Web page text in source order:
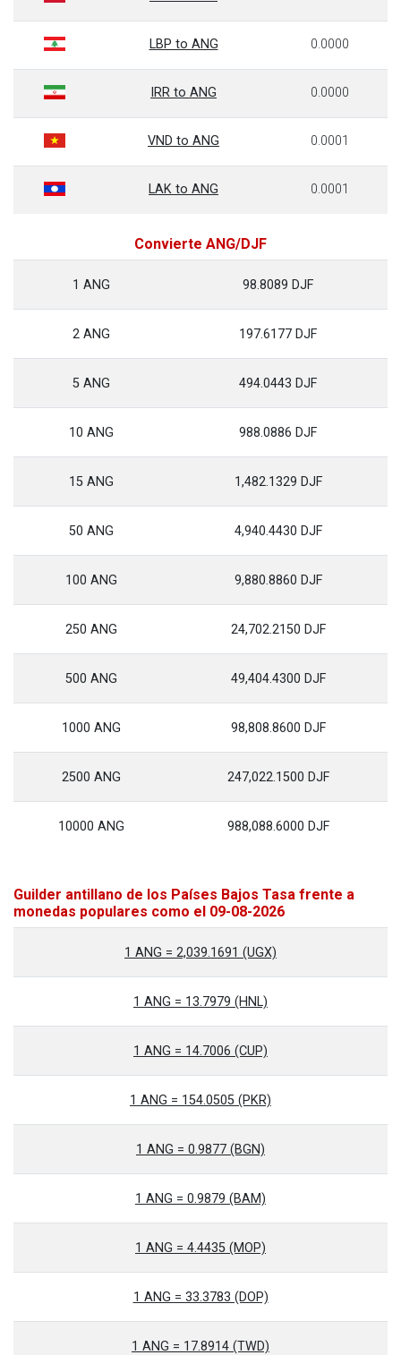
LBP to ANG 0.0000
IRR to ANG 0.0000
VND to ANG 0.0001
LAK to ANG 0.0001
Convierte ANG/DJF
1 ANG 98.8089 DJF
2 ANG 197.6177 DJF
5 ANG 494.0443 DJF
10 ANG 988.0886 DJF
15 ANG 1,482.1329 DJF
50 ANG 4,940.4430 DJF
100 ANG 9,880.8860 DJF
250 ANG 24,702.2150 DJF
500 ANG 49,404.4300 DJF
1000 ANG 98,808.8600 DJF
2500 ANG 247,022.1500 DJF
10000 ANG 988,088.6000 DJF
Guilder antillano de los Países Bajos Tasa frente a
monedas populares como el 09-08-2026
1 ANG = 2,039.1691 (UGX)
1 ANG = 13.7979 (HNL)
1 ANG = 14.7006 (CUP)
1 ANG = 154.0505 (PKR)
1 ANG = 0.9877 (BGN)
1 ANG = 0.9879 (BAM)
1 ANG = 4.4435 (MOP)
1 ANG = 33.3783 (DOP)
1 ANG = 17.8914 (TWD)